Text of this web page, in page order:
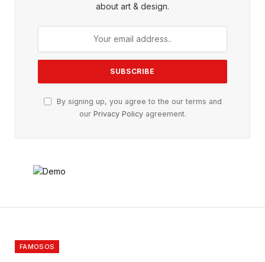
about art & design.
By signing up, you agree to the our terms and
our Privacy Policyagreement.
FAMOSOS